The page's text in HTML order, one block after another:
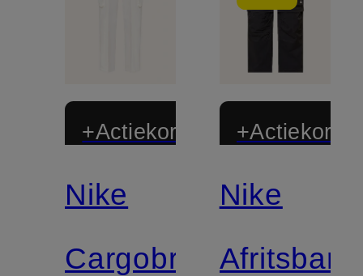
+Actiekorting
Nike
Cargobroek
Nike
Afritsbare